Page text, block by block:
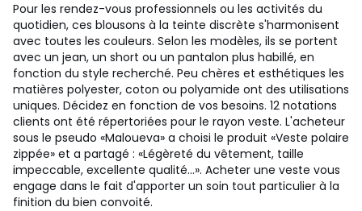
Pour les rendez-vous professionnels ou les activités du
quotidien, ces blousons à la teinte discrète s'harmonisent
avec toutes les couleurs. Selon les modèles, ils se portent
avec un jean, un short ou un pantalon plus habillé, en
fonction du style recherché. Peu chères et esthétiques les
matières polyester, coton ou polyamide ont des utilisations
uniques. Décidez en fonction de vos besoins. 12 notations
clients ont été répertoriées pour le rayon veste. L'acheteur
sous le pseudo «Maloueva» a choisi le produit «Veste polaire
zippée» et a partagé : «Légèreté du vêtement, taille
impeccable, excellente qualité...». Acheter une veste vous
engage dans le fait d'apporter un soin tout particulier à la
finition du bien convoité.